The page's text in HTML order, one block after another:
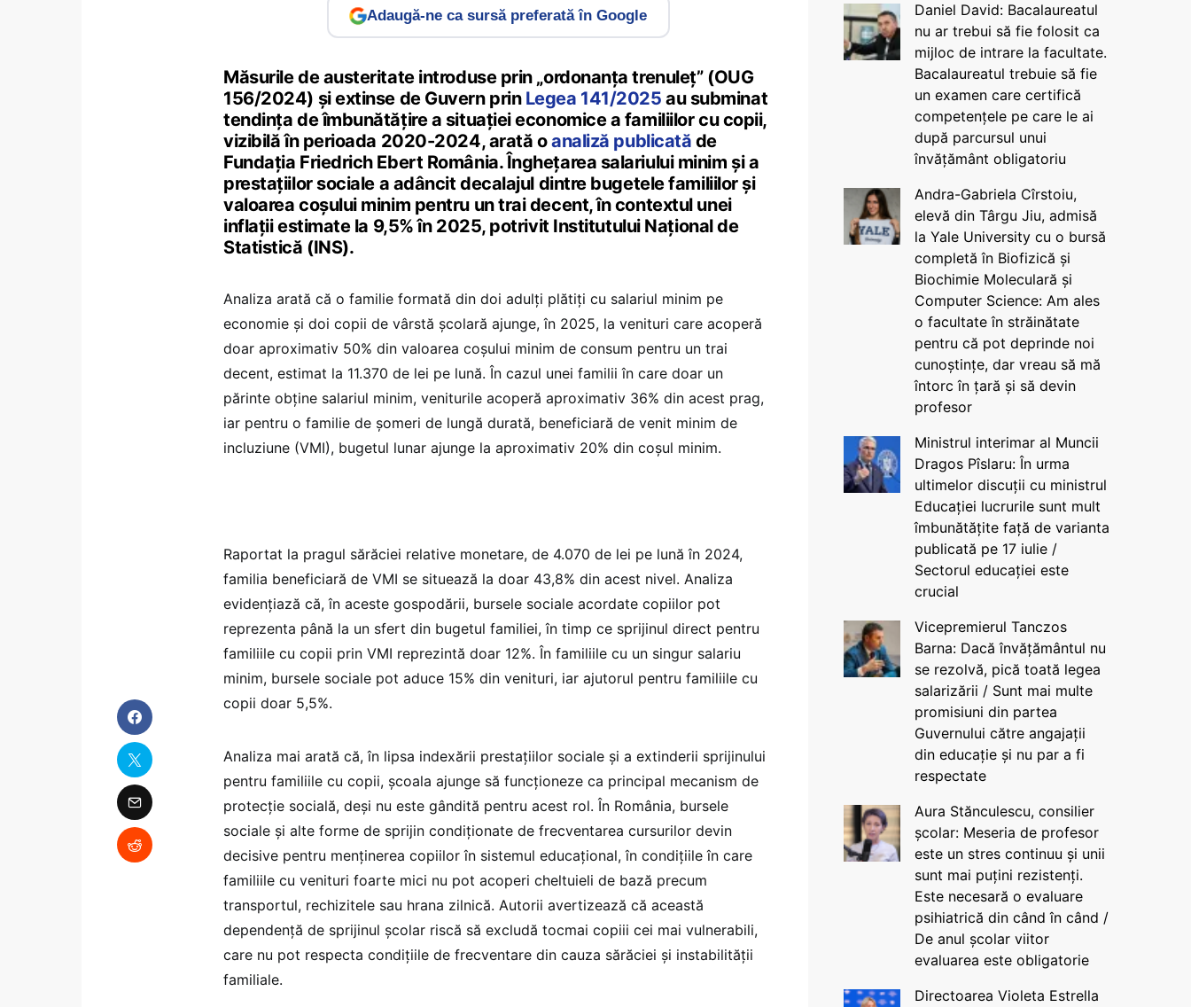
Adaugă-ne ca sursă preferată în Google
Măsurile de austeritate introduse prin „ordonanța trenuleț” (OUG
156/2024) și extinse de Guvern prin Legea 141/2025 au subminat
tendința de îmbunătățire a situației economice a familiilor cu copii,
vizibilă în perioada 2020-2024, arată oanaliză publicată de
Fundația Friedrich Ebert România. Înghețarea salariului minim și a
prestațiilor sociale a adâncit decalajul dintre bugetele familiilor și
valoarea coșului minim pentru un trai decent, în contextul unei
inflații estimate la 9,5% în 2025, potrivit Institutului Național de
Statistică (INS).
Analiza arată că o familie formată din doi adulți plătiți cu salariul minim pe
economie și doi copii de vârstă școlară ajunge, în 2025, la venituri care acoperă
doar aproximativ 50% din valoarea coșului minim de consum pentru un trai
decent, estimat la 11.370 de lei pe lună. În cazul unei familii în care doar un
părinte obține salariul minim, veniturile acoperă aproximativ 36% din acest prag,
iar pentru o familie de șomeri de lungă durată, beneficiară de venit minim de
incluziune (VMI), bugetul lunar ajunge la aproximativ 20% din coșul minim.
Raportat la pragul sărăciei relative monetare, de 4.070 de lei pe lună în 2024,
familia beneficiară de VMI se situează la doar 43,8% din acest nivel. Analiza
evidențiază că, în aceste gospodării, bursele sociale acordate copiilor pot
reprezenta până la un sfert din bugetul familiei, în timp ce sprijinul direct pentru
familiile cu copii prin VMI reprezintă doar 12%. În familiile cu un singur salariu
minim, bursele sociale pot aduce 15% din venituri, iar ajutorul pentru familiile cu
copii doar 5,5%.
Analiza mai arată că, în lipsa indexării prestațiilor sociale și a extinderii sprijinului
pentru familiile cu copii, școala ajunge să funcționeze ca principal mecanism de
protecție socială, deși nu este gândită pentru acest rol. În România, bursele
sociale și alte forme de sprijin condiționate de frecventarea cursurilor devin
decisive pentru menținerea copiilor în sistemul educațional, în condițiile în care
familiile cu venituri foarte mici nu pot acoperi cheltuieli de bază precum
transportul, rechizitele sau hrana zilnică. Autorii avertizează că această
dependență de sprijinul școlar riscă să excludă tocmai copiii cei mai vulnerabili,
care nu pot respecta condițiile de frecventare din cauza sărăciei și instabilității
familiale.
Daniel David: Bacalaureatul
nu ar trebui să fie folosit ca
mijloc de intrare la facultate.
Bacalaureatul trebuie să fie
un examen care certifică
competențele pe care le ai
după parcursul unui
învățământ obligatoriu
Andra-Gabriela Cîrstoiu,
elevă din Târgu Jiu, admisă
la Yale University cu o bursă
completă în Biofizică și
Biochimie Moleculară și
Computer Science: Am ales
o facultate în străinătate
pentru că pot deprinde noi
cunoștințe, dar vreau să mă
întorc în țară și să devin
profesor
Ministrul interimar al Muncii
Dragos Pîslaru: În urma
ultimelor discuții cu ministrul
Educației lucrurile sunt mult
îmbunătățite față de varianta
publicată pe 17 iulie /
Sectorul educației este
crucial
Vicepremierul Tanczos
Barna: Dacă învățământul nu
se rezolvă, pică toată legea
salarizării / Sunt mai multe
promisiuni din partea
Guvernului către angajații
din educație și nu par a fi
respectate
Aura Stănculescu, consilier
școlar: Meseria de profesor
este un stres continuu și unii
sunt mai puțini rezistenți.
Este necesară o evaluare
psihiatrică din când în când /
De anul școlar viitor
evaluarea este obligatorie
Directoarea Violeta Estrella